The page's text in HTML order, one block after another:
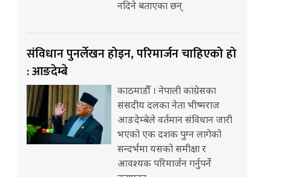
नदिने बताएका छन्
संविधान पुनर्लेखन होइन, परिमार्जन चाहिएको हो
: आङदेम्बे
काठमाडौँ । नेपाली कांग्रेसका
संसदीय दलका नेता भीष्मराज
आङदेम्बेले वर्तमान संविधान जारी
भएको एक दशक पुग्न लागेको
सन्दर्भमा यसको समीक्षा र
आवश्यक परिमार्जन गर्नुपर्ने